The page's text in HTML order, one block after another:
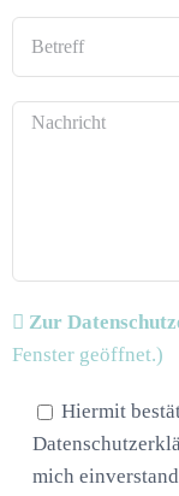
Zur
Fenster geöffnet.)
Hiermit
mich